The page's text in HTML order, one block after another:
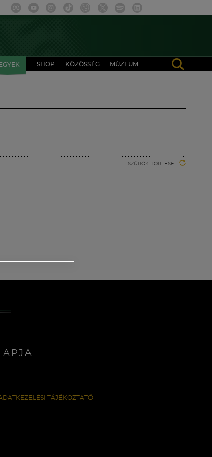
SHOP KÖZÖSSÉG MÚZEUM
SZŰRŐK TÖRLÉSE
TÁJÉKOZTATÓ